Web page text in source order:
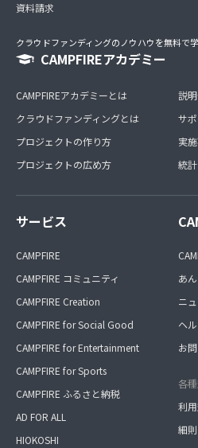
資料請求
クラウドファンディングのノウハウを無料で
CAMPFIREアカデミー
CAMPFIREアカデミーとは
クラウドファンディングとは
プロジェクトの作り方
プロジェクトの広め方
説
サ
実
統
サービス
CAMPFIRE
CAMPFIRE コミュニティ
CAMPFIRE Creation
CAMPFIRE for Social Good
CAMPFIRE for Entertainment
CAMPFIRE for Sports
CAMPFIRE ふるさと納税
AD FOR ALL
HIOKOSHI
あ
ニ
ヘ
お
各
利
細則